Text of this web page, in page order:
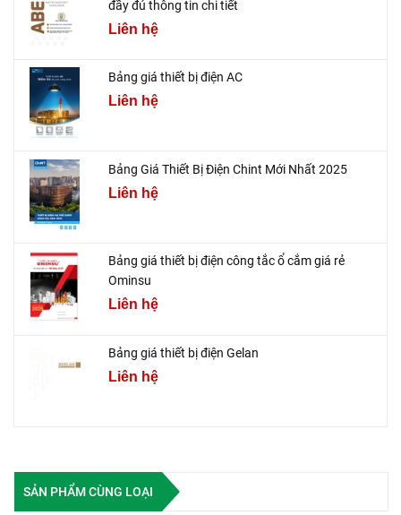
đầy đủ thông tin chi tiết
Liên hệ
Bảng giá thiết bị điện AC
Liên hệ
Bảng Giá Thiết Bị Điện Chint Mới Nhất 2025
Liên hệ
Bảng giá thiết bị điện công tắc ổ cắm giá rẻ
Ominsu
Liên hệ
Bảng giá thiết bị điện Gelan
Liên hệ
SẢN PHẨM CÙNG LOẠI